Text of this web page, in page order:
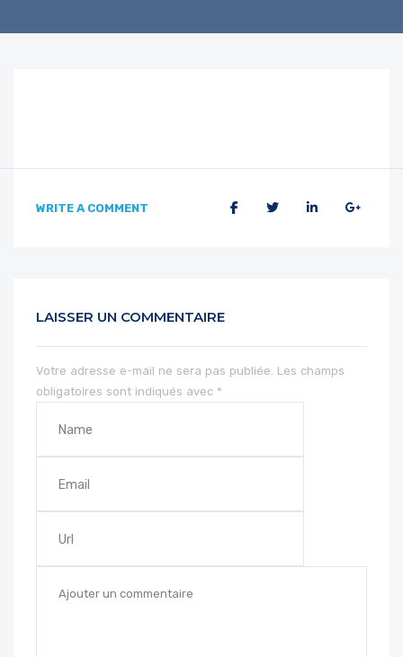
WRITE A COMMENT
LAISSER UN COMMENTAIRE
Votre adresse e-mail ne sera pas publiée. Les champs
obligatoires sont indiqués avec *